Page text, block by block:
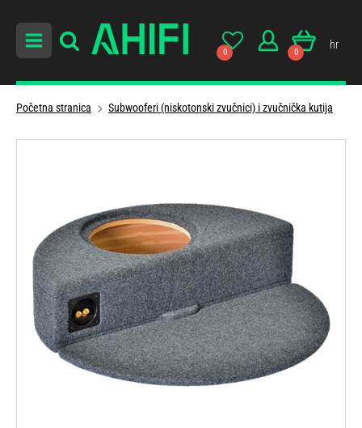
0 0
hr
Početna stranica Subwooferi (niskotonski zvučnici) i zvučnička kutija